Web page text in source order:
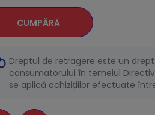
CUMPĂRĂ
Dreptul de retragere este un
consumatorului în temeiul
se aplică achizițiilor efectuate